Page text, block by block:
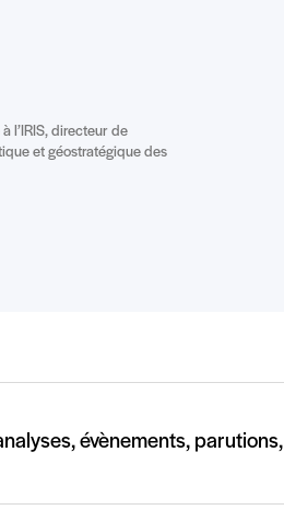
l’IRIS, directeur de
et géostratégique des
évènements, parutions,